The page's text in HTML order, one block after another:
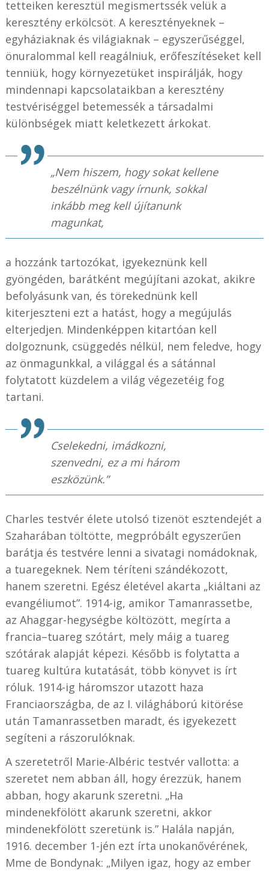
tetteiken keresztül megismertssék velük a
keresztény erkölcsöt. A keresztényeknek –
egyháziaknak és világiaknak – egyszerűséggel,
önuralommal kell reagálniuk, erőfeszítéseket kell
tenniük, hogy környezetüket inspirálják, hogy
mindennapi kapcsolataikban a keresztény
testvériséggel betemessék a társadalmi
különbségek miatt keletkezett árkokat.
„Nem hiszem, hogy sokat kellene
beszélnünk vagy írnunk, sokkal
inkább meg kell újítanunk
magunkat,
a hozzánk tartozókat, igyekeznünk kell
gyöngéden, barátként megújítani azokat, akikre
befolyásunk van, és törekednünk kell
kiterjeszteni ezt a hatást, hogy a megújulás
elterjedjen. Mindenképpen kitartóan kell
dolgoznunk, csüggedés nélkül, nem feledve, hogy
az önmagunkkal, a világgal és a sátánnal
folytatott küzdelem a világ végezetéig fog
tartani.
Cselekedni, imádkozni,
szenvedni, ez a mi három
eszközünk.”
Charles testvér élete utolsó tizenöt esztendejét a
Szaharában töltötte, megpróbált egyszerűen
barátja és testvére lenni a sivatagi nomádoknak,
a tuaregeknek. Nem téríteni szándékozott,
hanem szeretni. Egész életével akarta „kiáltani az
evangéliumot”. 1914-ig, amikor Tamanrassetbe,
az Ahaggar-hegységbe költözött, megírta a
francia–tuareg szótárt, mely máig a tuareg
szótárak alapját képezi. Később is folytatta a
tuareg kultúra kutatását, több könyvet is írt
róluk. 1914-ig háromszor utazott haza
Franciaországba, de az I. világháború kitörése
után Tamanrassetben maradt, és igyekezett
segíteni a rászorulóknak.
A szeretetről Marie-Albéric testvér vallotta: a
szeretet nem abban áll, hogy érezzük, hanem
abban, hogy akarunk szeretni. „Ha
mindenekfölött akarunk szeretni, akkor
mindenekfölött szeretünk is.” Halála napján,
1916. december 1-jén ezt írta unokanővérének,
Mme de Bondynak: „Milyen igaz, hogy az ember